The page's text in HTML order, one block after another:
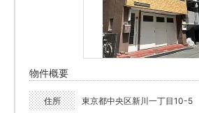
物件概要
住所 東京都中央区新川一丁目10-5